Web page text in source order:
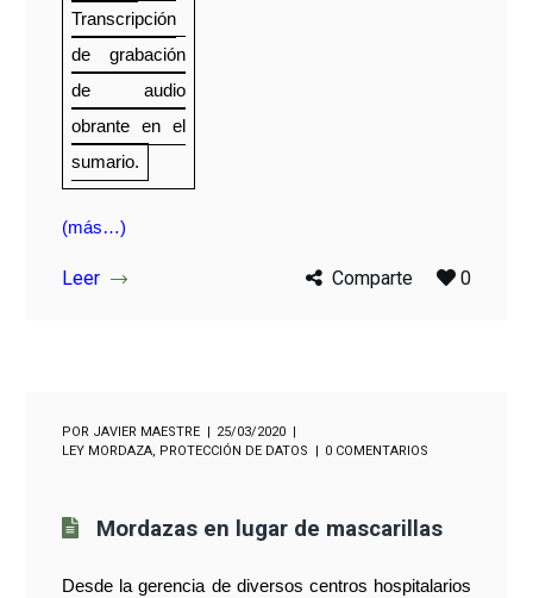
Transcripción
de grabación
de audio
obrante en el
sumario.
(más…)
Leer Comparte 0
POR JAVIER MAESTRE
25/03/2020
LEY MORDAZA PROTECCIÓN DE DATOS 0 COMENTARIOS
Mordazas en lugar de mascarillas
Desde la gerencia de diversos centros hospitalarios